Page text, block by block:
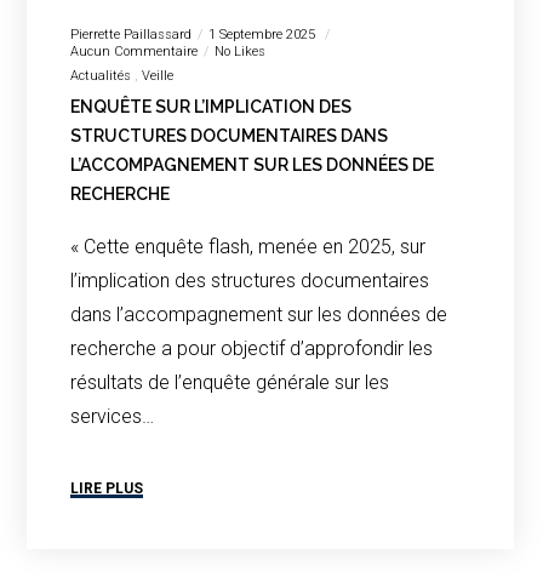
Pierrette Paillassard
1 Septembre 2025
Aucun Commentaire
No Likes
Actualités
Veille
ENQUÊTE SUR L’IMPLICATION DES
STRUCTURES DOCUMENTAIRES DANS
L’ACCOMPAGNEMENT SUR LES DONNÉES DE
RECHERCHE
« Cette enquête flash, menée en 2025, sur
l’implication des structures documentaires
dans l’accompagnement sur les données de
recherche a pour objectif d’approfondir les
résultats de l’enquête générale sur les
services…
LIRE PLUS